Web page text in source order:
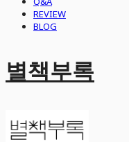
REVIEW
BLOG
별책부록